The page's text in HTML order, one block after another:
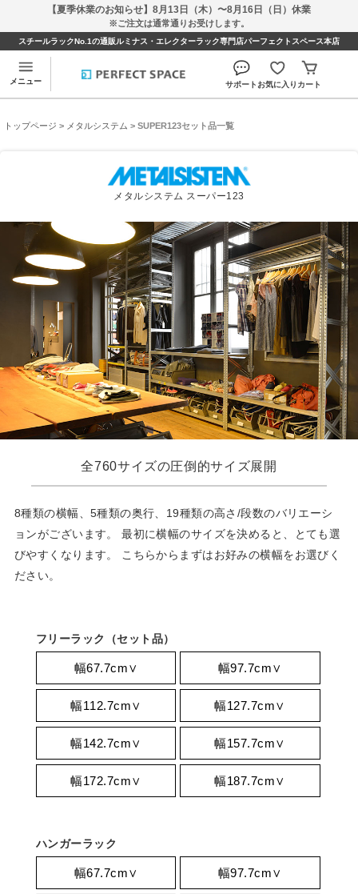
【夏季休業のお知らせ】8月13日（木）〜8月16日（日）休業
※ご注文は通常通りお受けします。
スチールラックNo.1の通販ルミナス・エレクターラック専門店パーフェクトスペース本店
メニュー サポートお気に入り カート
トップページ > メタルシステム > SUPER123セット品一覧
メタルシステム スーパー123
全760サイズの圧倒的サイズ展開
8種類の横幅、5種類の奥行、19種類の高さ/段数のバリエーシ
ョンがございます。
最初に横幅のサイズを決めると、とても選
びやすくなります。
こちらからまずはお好みの横幅をお選びく
ださい。
フリーラック（セット品）
幅67.7cm∨ 幅97.7cm∨
幅112.7cm∨ 幅127.7cm∨
幅142.7cm∨ 幅157.7cm∨
幅172.7cm∨ 幅187.7cm∨
ハンガーラック
幅67.7cm∨ 幅97.7cm∨